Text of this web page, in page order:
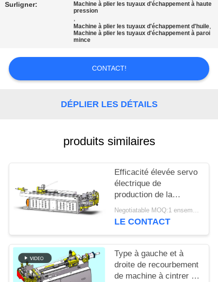
DEMANDEZ
CITATION
POLICY
Surligner:
Machine à plier les tuyaux d'échappement à haute
pression
,
Machine à plier les tuyaux d'échappement d'huile,
Machine à plier les tuyaux d'échappement à paroi
mince
CONTACT!
DÉPLIER LES DÉTAILS
produits similaires
Efficacité élevée servo
électrique de
production de la
cintreuse CNC65RES
de tube de commande
Negotiatable MOQ:1 ensemble
LE CONTACT
Type à gauche et à
droite de recourbement
de machine à cintrer de